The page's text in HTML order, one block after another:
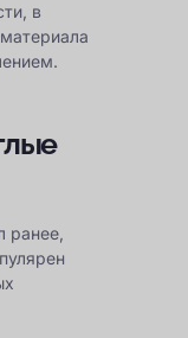
в
ранее,